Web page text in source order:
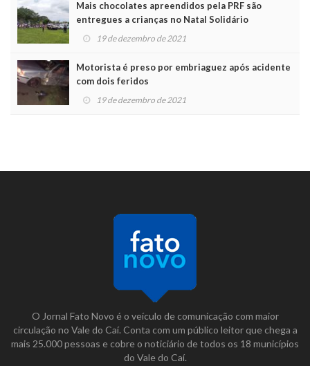
Mais chocolates apreendidos pela PRF são
entregues a crianças no Natal Solidário
19 de dezembro de 2021
Motorista é preso por embriaguez após acidente
com dois feridos
19 de dezembro de 2021
O Jornal Fato Novo é o veículo de comunicação com maior
circulação no Vale do Caí. Conta com um público leitor que chega a
mais 25.000 pessoas e cobre o noticiário de todos os 18 municípios
do Vale do Caí.